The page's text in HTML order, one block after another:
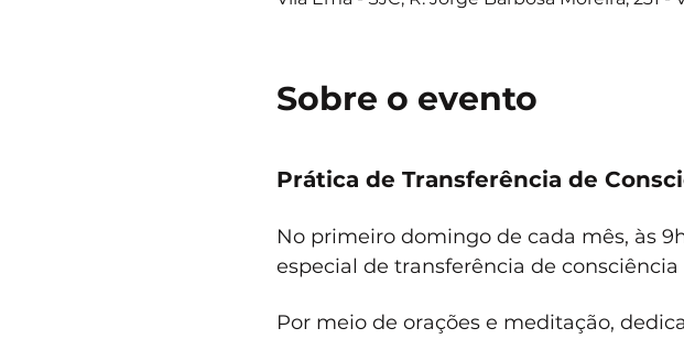
Sobre o evento
Prática de Transferência de
No primeiro domingo de cada mês, às
especial de transferência de
Por meio de orações e meditação,